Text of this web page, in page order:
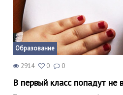
Образование
2914 0 0
В первый класс попадут не